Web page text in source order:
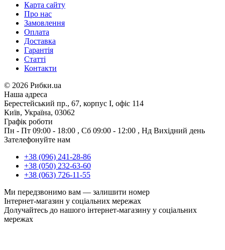
Карта сайту
Про нас
Замовлення
Оплата
Доставка
Гарантія
Статті
Контакти
© 2026 Рибки.ua
Наша адреса
Берестейський пр., 67, корпус І, офіс 114
Київ, Україна, 03062
Графік роботи
Пн - Пт 09:00 - 18:00 , Сб 09:00 - 12:00 , Нд Вихідний день
Зателефонуйте нам
+38 (096) 241-28-86
+38 (050) 232-63-60
+38 (063) 726-11-55
Ми передзвонимо вам — залишити номер
Інтернет-магазин у соціальних мережах
Долучайтесь до нашого інтернет-магазину у соціальних
мережах